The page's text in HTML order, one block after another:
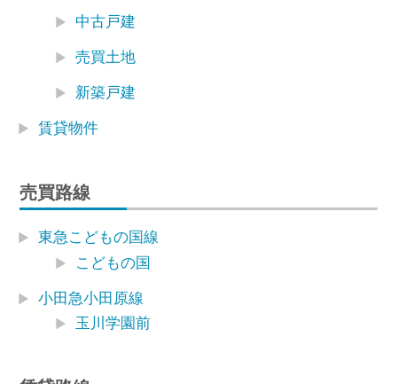
中古戸建
売買土地
新築戸建
賃貸物件
売買路線
東急こどもの国線
こどもの国
小田急小田原線
玉川学園前